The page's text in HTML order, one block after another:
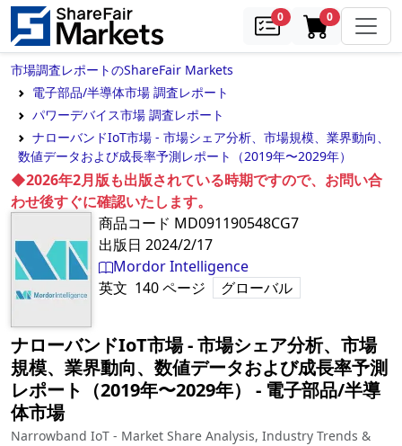
0samples0in cart
市場調査レポートのShareFair Markets
電子部品/半導体市場 調査レポート
パワーデバイス市場 調査レポート
ナローバンドIoT市場 - 市場シェア分析、市場規模、業界動向、
数値データおよび成長率予測レポート（2019年〜2029年）
◆2026年2月版も出版されている時期ですので、お問い合
わせ後すぐに確認いたします。
商品コード MD091190548CG7
出版日 2024/2/17
Mordor Intelligence
英文 140ページ グローバル
ナローバンドIoT市場 - 市場シェア分析、市場
規模、業界動向、数値データおよび成長率予測
レポート（2019年〜2029年）
‐ 電子部品/半導
体市場
Narrowband IoT - Market Share Analysis, Industry Trends &